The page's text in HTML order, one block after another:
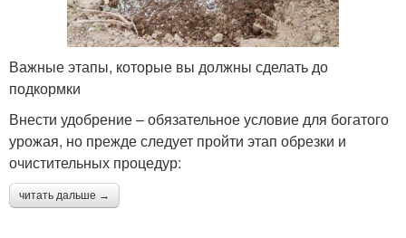
Важные этапы, которые вы должны сделать до
подкормки
Внести удобрение – обязательное условие для богатого
урожая, но прежде следует пройти этап обрезки и
очистительных процедур:
читать дальше →